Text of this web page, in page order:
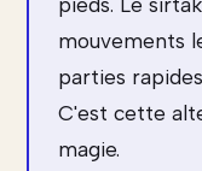
mouvements
parties
C'est cette
magie.